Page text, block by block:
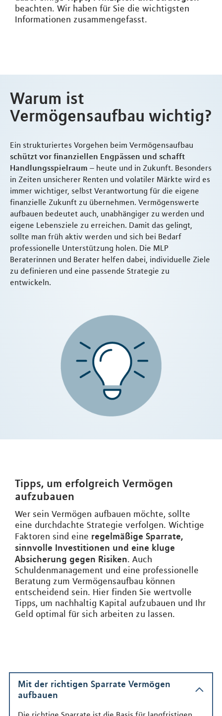
beachten. Wir haben für Sie die wichtigsten
Informationen zusammengefasst.
Warum ist
Vermögensaufbau wichtig?
Ein strukturiertes Vorgehen beim Vermögensaufbau
schützt vor finanziellen Engpässen und schafft
Handlungsspielraum – heute und in Zukunft. Besonders
in Zeiten unsicherer Renten und volatiler Märkte wird es
immer wichtiger, selbst Verantwortung für die eigene
finanzielle Zukunft zu übernehmen. Vermögenswerte
aufbauen bedeutet auch, unabhängiger zu werden und
eigene Lebensziele zu erreichen. Damit das gelingt,
sollte man früh aktiv werden und sich bei Bedarf
professionelle Unterstützung holen. Die MLP
Beraterinnen und Berater helfen dabei, individuelle Ziele
zu definieren und eine passende Strategie zu
entwickeln.
Tipps, um erfolgreich Vermögen
aufzubauen
Wer sein Vermögen aufbauen möchte, sollte
eine durchdachte Strategie verfolgen. Wichtige
Faktoren sind eine regelmäßige Sparrate,
sinnvolle Investitionen und eine kluge
Absicherung gegen Risiken. Auch
Schuldenmanagement und eine professionelle
Beratung zum Vermögensaufbau können
entscheidend sein. Hier finden Sie wertvolle
Tipps, um nachhaltig Kapital aufzubauen und Ihr
Geld optimal für sich arbeiten zu lassen.
Mit der richtigen Sparrate Vermögen
aufbauen